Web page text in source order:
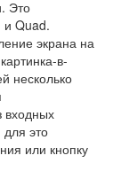
Это
и Quad.
экрана на
в-
несколько
входных
это
или кнопку